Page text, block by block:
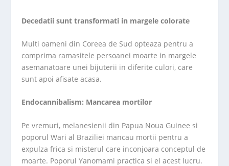
Decedatii sunt transformati in margele colorate
Multi oameni din Coreea de Sud opteaza pentru a
comprima ramasitele persoanei moarte in margele
asemanatoare unei bijuterii in diferite culori, care
sunt apoi afisate acasa.
Endocannibalism: Mancarea mortilor
Pe vremuri, melanesienii din Papua Noua Guinee si
poporul Wari al Braziliei mancau mortii pentru a
expulza frica si misterul care inconjoara conceptul de
moarte. Poporul Yanomami practica si el acest lucru.